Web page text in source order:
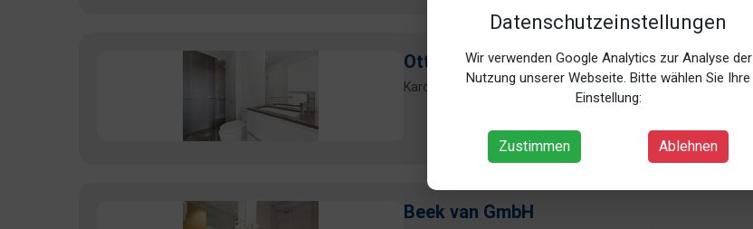
Datenschutzeinstellungen
Wir verwenden Google Analytics zur Analyse der
Nutzung unserer Webseite. Bitte wählen Sie Ihre
Einstellung:
Zustimmen Ablehnen
Otto Bechem & Co. KG
Karolingerstr. 51, 45141 Essen (Ostviertel Stoppenbg)
Beek van GmbH